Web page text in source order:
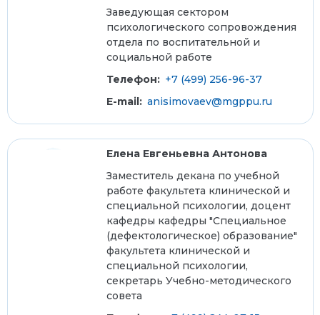
Заведующая сектором
психологического сопровождения
отдела по воспитательной и
социальной работе
Телефон: +7 (499) 256-96-37
E-mail: anisimovaev@mgppu.ru
Елена Евгеньевна Антонова
Заместитель декана по учебной
работе факультета клинической и
специальной психологии, доцент
кафедры кафедры "Специальное
(дефектологическое) образование"
факультета клинической и
специальной психологии,
секретарь Учебно-методического
совета